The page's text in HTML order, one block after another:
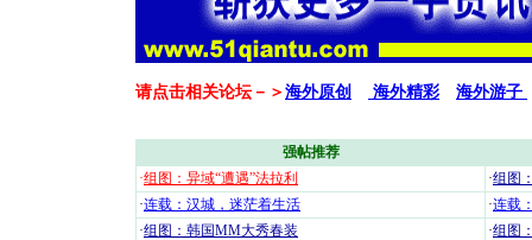
请点击相关论坛－＞ 海外原创 海外精彩 海外游子
强帖推荐
·组图：异域“遭遇”法拉利 ·组图
·连载：汉城，迷茫着生活 ·连载
·组图：韩国MM大秀春装 ·组图